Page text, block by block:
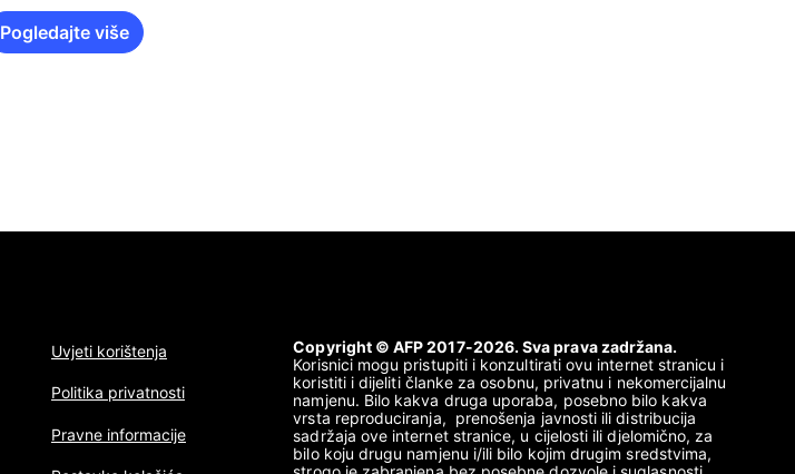
Pogledajte više
Uvjeti korištenja
Politika privatnosti
Pravne informacije
Copyright © AFP 2017-2026. Sva prava zadržana.
Korisnici mogu pristupiti i konzultirati ovu internet stranicu i
koristiti i dijeliti članke za osobnu, privatnu i nekomercijalnu
namjenu. Bilo kakva druga uporaba, posebno bilo kakva
vrsta reproduciranja, prenošenja javnosti ili distribucija
sadržaja ove internet stranice, u cijelosti ili djelomično, za
bilo koju drugu namjenu i/ili bilo kojim drugim sredstvima,